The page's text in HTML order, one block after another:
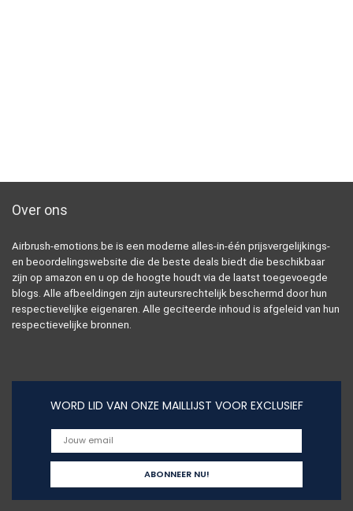
Over ons
Airbrush-emotions.be is een moderne alles-in-één prijsvergelijkings-
en beoordelingswebsite die de beste deals biedt die beschikbaar
zijn op amazon en u op de hoogte houdt via de laatst toegevoegde
blogs. Alle afbeeldingen zijn auteursrechtelijk beschermd door hun
respectievelijke eigenaren. Alle geciteerde inhoud is afgeleid van hun
respectievelijke bronnen.
WORD LID VAN ONZE MAILLIJST VOOR EXCLUSIEF